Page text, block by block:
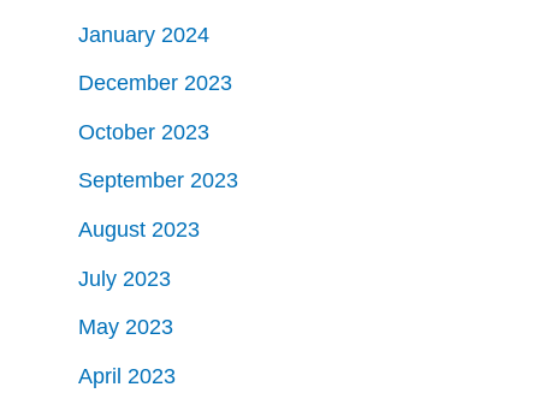
January 2024
December 2023
October 2023
September 2023
August 2023
July 2023
May 2023
April 2023